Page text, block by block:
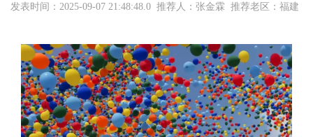
发表时间：2025-09-07 21:48:48.0 推荐人：张金霖 推荐老区：福建